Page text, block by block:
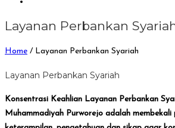
Layanan Perbankan
Home / Layanan Perbankan Syariah
Layanan Perbankan Syariah
Konsentrasi Keahlian Layanan Perbankan
Muhammadiyah Purworejo adalah